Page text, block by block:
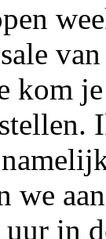
kom
we
in